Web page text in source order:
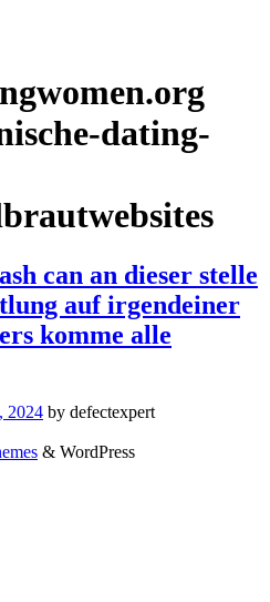
dating-
can an dieser stelle
auf irgendeiner
komme alle
2024 by defectexpert
& WordPress